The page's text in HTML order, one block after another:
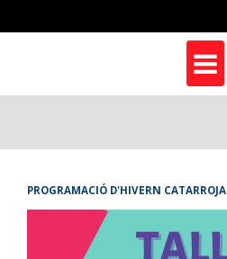
PROGRAMACIÓ D'HIVERN CATARROJA